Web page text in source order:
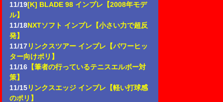
11/19[K] BLADE 98 インプレ【2008年モデ
ル】
11/18NXTソフト インプレ【小さい力で超反
発】
11/17リンクスツアー インプレ【パワーヒッ
ター向けポリ】
11/16【筆者の行っているテニスエルボー対
策】
11/15リンクスエッジ インプレ【軽い打球感
のポリ】